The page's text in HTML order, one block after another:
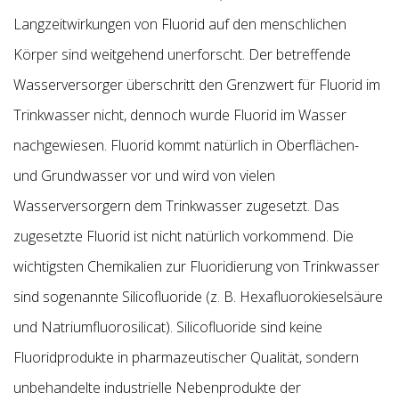
Langzeitwirkungen von Fluorid auf den menschlichen
Körper sind weitgehend unerforscht. Der betreffende
Wasserversorger überschritt den Grenzwert für Fluorid im
Trinkwasser nicht, dennoch wurde Fluorid im Wasser
nachgewiesen. Fluorid kommt natürlich in Oberflächen-
und Grundwasser vor und wird von vielen
Wasserversorgern dem Trinkwasser zugesetzt. Das
zugesetzte Fluorid ist nicht natürlich vorkommend. Die
wichtigsten Chemikalien zur Fluoridierung von Trinkwasser
sind sogenannte Silicofluoride (z. B. Hexafluorokieselsäure
und Natriumfluorosilicat). Silicofluoride sind keine
Fluoridprodukte in pharmazeutischer Qualität, sondern
unbehandelte industrielle Nebenprodukte der